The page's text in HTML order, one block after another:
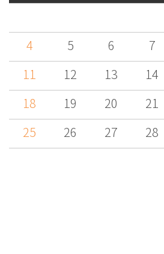
4 5 6 7
11 12 13 14
18 19 20 21
25 26 27 28